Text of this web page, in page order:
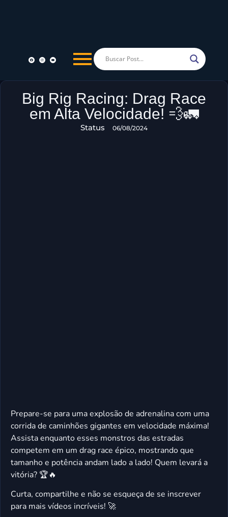
Big Rig Racing: Drag Race
em Alta Velocidade! 💨🚛
Status 06/08/2024
Prepare-se para uma explosão de adrenalina com uma
corrida de caminhões gigantes em velocidade máxima!
Assista enquanto esses monstros das estradas
competem em um drag race épico, mostrando que
tamanho e potência andam lado a lado! Quem levará a
vitória? 🏆🔥
Curta, compartilhe e não se esqueça de se inscrever
para mais vídeos incríveis! 🚀